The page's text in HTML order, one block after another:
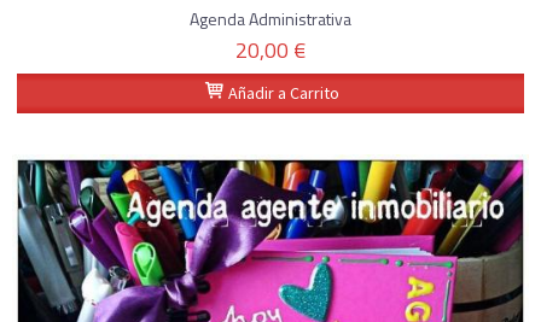
Agenda Administrativa
20,00 €
Añadir a Carrito